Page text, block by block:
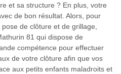
et sa structure ? En plus, votre
de bon résultat. Alors, pour
de clôture et de grillage,
81 qui dispose de
compétence pour effectuer
de votre clôture afin que vos
aux petits enfants maladroits et